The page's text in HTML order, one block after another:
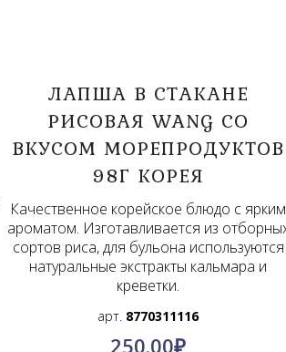
ЛАПША В СТАКАНЕ
РИСОВАЯ WANG СО
ВКУСОМ МОРЕПРОДУКТОВ
98Г КОРЕЯ
Качественное корейское блюдо с ярким
ароматом. Изготавливается из
сортов риса, для бульона используются
натуральные экстракты кальмара и
креветки.
арт. 8770311116
250.00₽